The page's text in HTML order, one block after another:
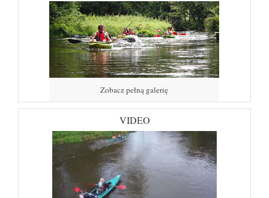
Zobacz pełną galerię
VIDEO